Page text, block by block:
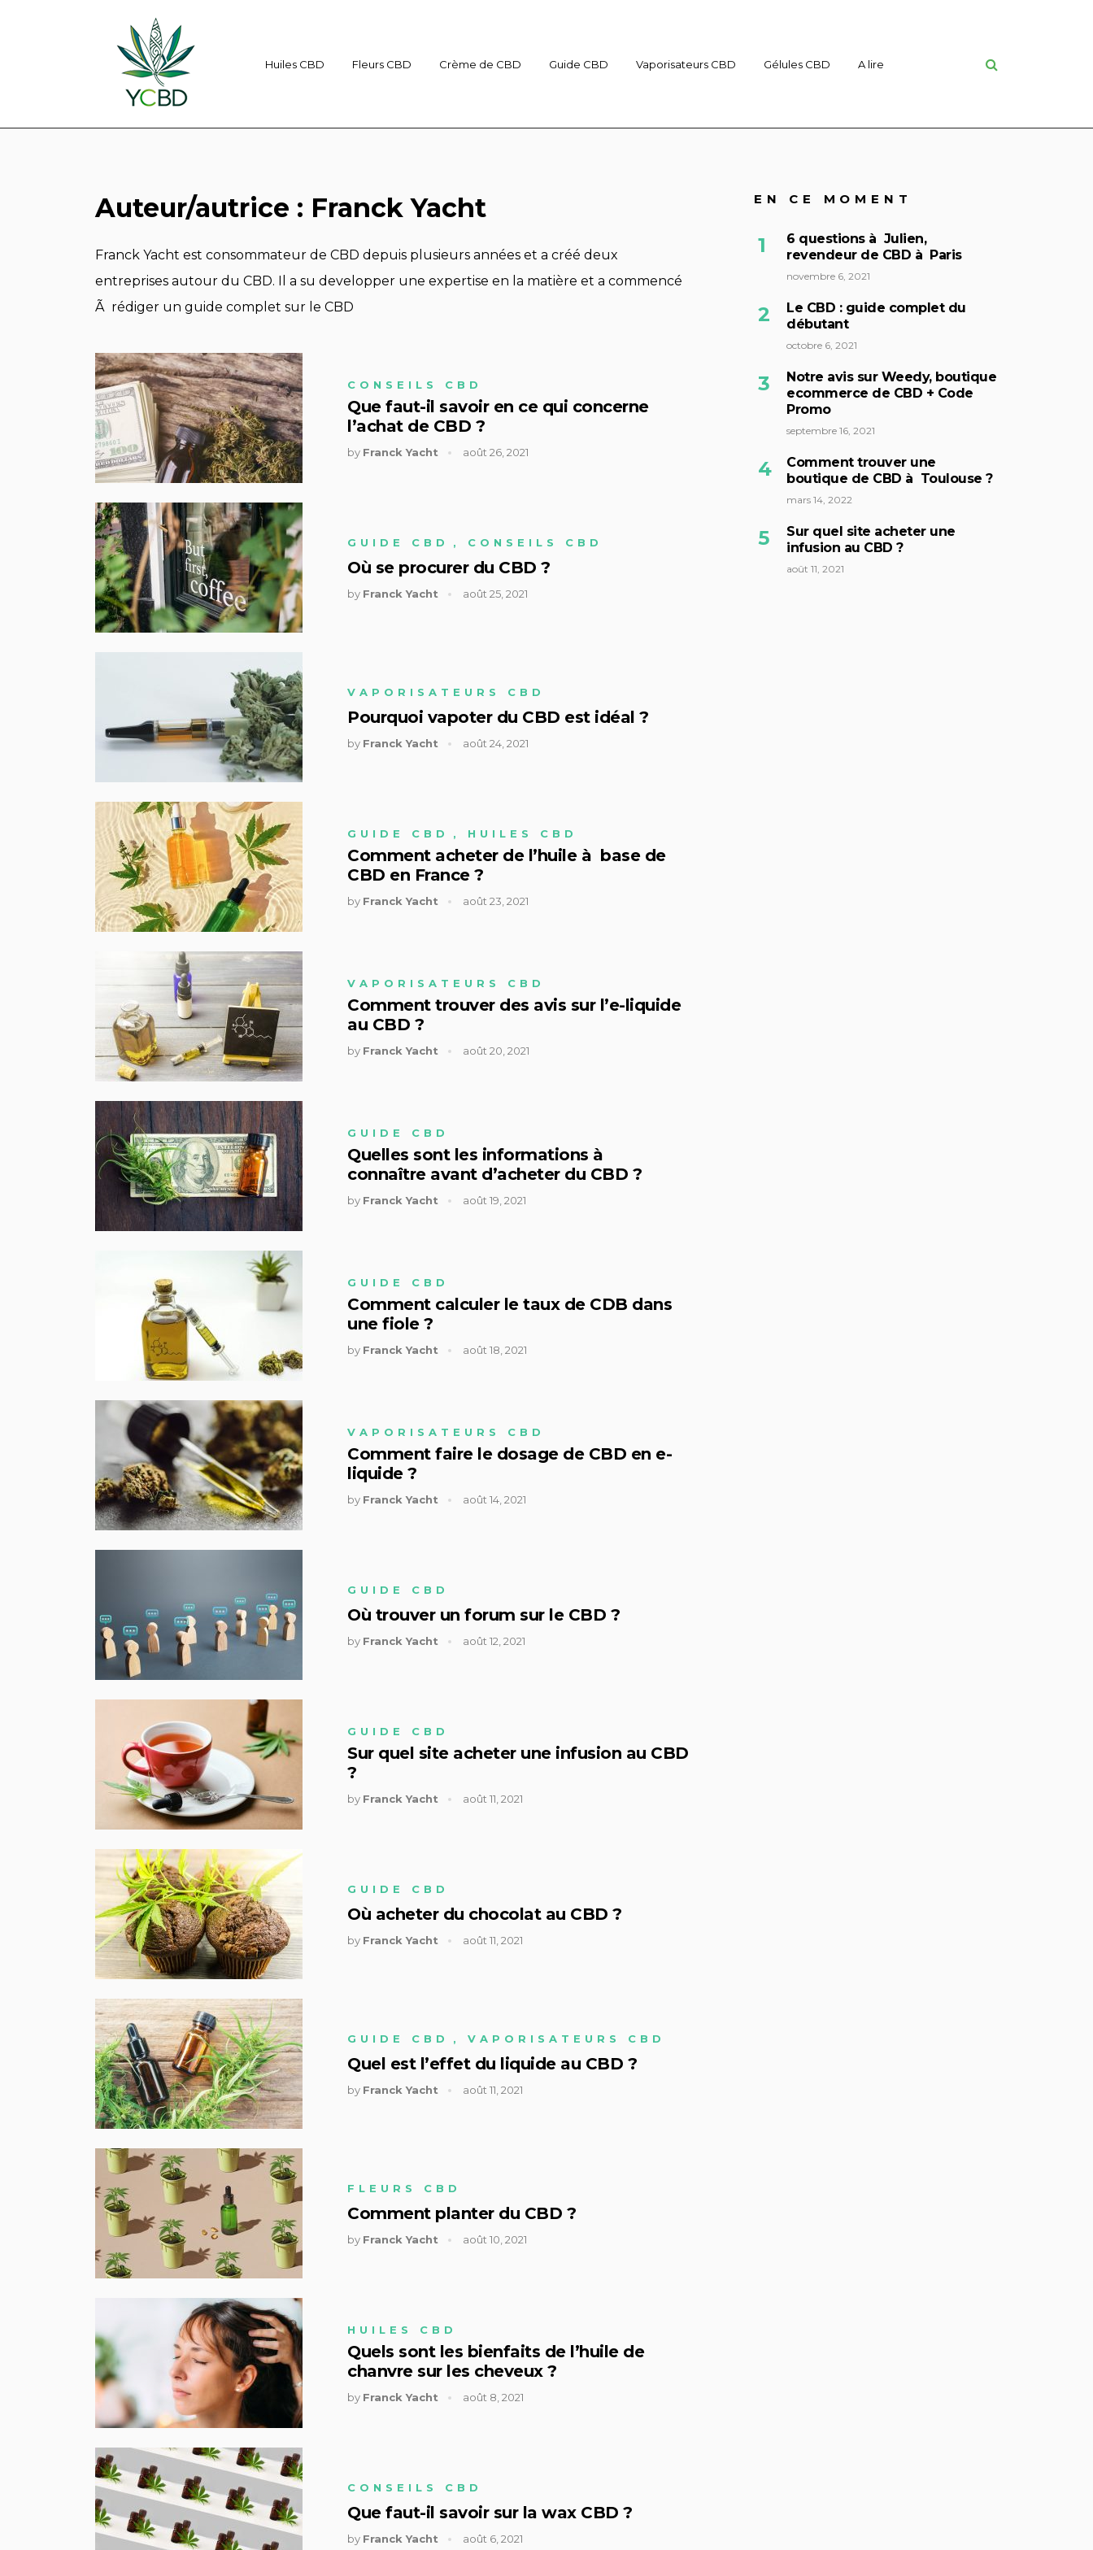
Huiles CBD Fleurs CBD Crème de CBD Guide CBD Vaporisateurs CBD Gélules CBD A lire
Auteur/autrice : Franck Yacht
Franck Yacht est consommateur de CBD depuis plusieurs années et a créé deux
entreprises autour du CBD. Il a su developper une expertise en la matière et a commencé
Ã rédiger un guide complet sur le CBD
CONSEILS CBD
Que faut-il savoir en ce qui concerne
l’achat de CBD ?
by Franck Yacht août 26, 2021
GUIDE CBD , CONSEILS CBD
Où se procurer du CBD ?
by Franck Yacht août 25, 2021
VAPORISATEURS CBD
Pourquoi vapoter du CBD est idéal ?
by Franck Yacht août 24, 2021
GUIDE CBD , HUILES CBD
Comment acheter de l’huile à base de
CBD en France ?
by Franck Yacht août 23, 2021
VAPORISATEURS CBD
Comment trouver des avis sur l’e-liquide
au CBD ?
by Franck Yacht août 20, 2021
GUIDE CBD
Quelles sont les informations à
connaître avant d’acheter du CBD ?
by Franck Yacht août 19, 2021
GUIDE CBD
Comment calculer le taux de CDB dans
une fiole ?
by Franck Yacht août 18, 2021
VAPORISATEURS CBD
Comment faire le dosage de CBD en e-
liquide ?
by Franck Yacht août 14, 2021
GUIDE CBD
Où trouver un forum sur le CBD ?
by Franck Yacht août 12, 2021
GUIDE CBD
Sur quel site acheter une infusion au CBD
?
by Franck Yacht août 11, 2021
GUIDE CBD
Où acheter du chocolat au CBD ?
by Franck Yacht août 11, 2021
GUIDE CBD ,VAPORISATEURS CBD
Quel est l’effet du liquide au CBD ?
by Franck Yacht août 11, 2021
FLEURS CBD
Comment planter du CBD ?
by Franck Yacht août 10, 2021
HUILES CBD
Quels sont les bienfaits de l’huile de
chanvre sur les cheveux ?
by Franck Yacht août 8, 2021
CONSEILS CBD
Que faut-il savoir sur la wax CBD ?
by Franck Yacht août 6, 2021
EN CE MOMENT
6 questions à Julien,
revendeur de CBD à Paris
novembre 6, 2021
Le CBD : guide complet du
débutant
octobre 6, 2021
Notre avis sur Weedy, boutique
ecommerce de CBD + Code
Promo
septembre 16, 2021
Comment trouver une
boutique de CBD à Toulouse ?
mars 14, 2022
Sur quel site acheter une
infusion au CBD ?
août 11, 2021